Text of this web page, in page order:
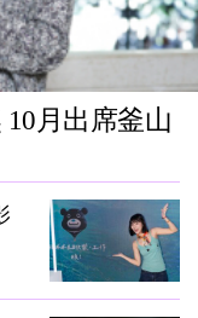
月出席釜山